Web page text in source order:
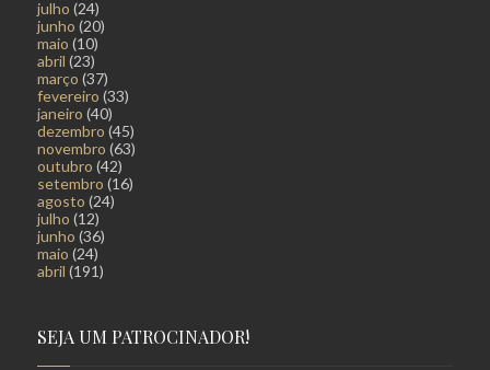
julho (24)
junho (20)
maio (10)
abril (23)
março (37)
fevereiro (33)
janeiro (40)
dezembro (45)
novembro (63)
outubro (42)
setembro (16)
agosto (24)
julho (12)
junho (36)
maio (24)
abril (191)
SEJA UM PATROCINADOR!